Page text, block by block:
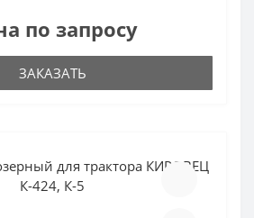
по запросу
ЗАКАЗАТЬ